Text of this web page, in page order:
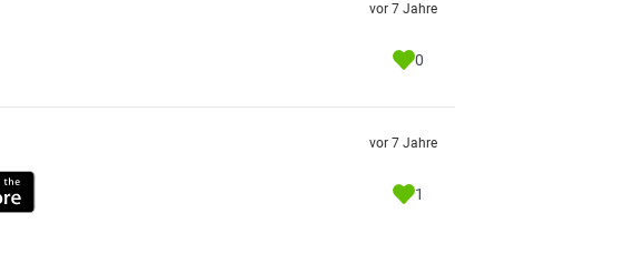
vor 7 Jahre
0
vor 7 Jahre
1